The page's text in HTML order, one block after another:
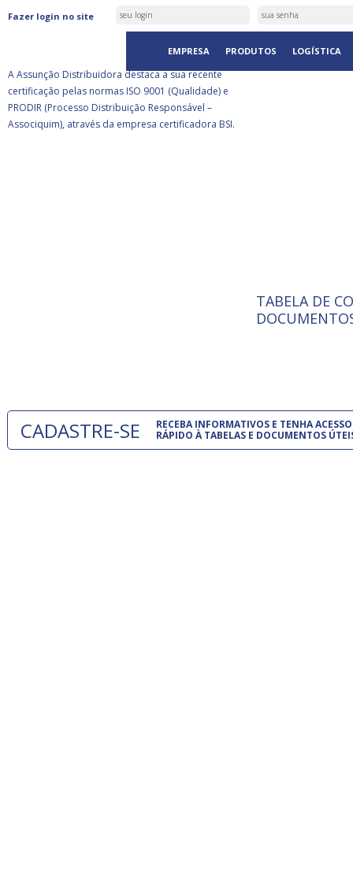
Fazer login no site
EMPRESA PRODUTOS LOGÍSTICA
ASSUNÇÃO DISTRIBUIDORA É
CERTIFICADA PELA BSI
A Assunção Distribuidora destaca a sua recente
certificação pelas normas ISO 9001 (Qualidade) e
PRODIR (Processo Distribuição Responsável –
Associquim), através da empresa certificadora BSI.
ISO 9001:
A
TABELA DE
CADASTRE-SE
RECEBA INFORMATIVOS E TENHA ACESSO
RÁPIDO À TABELAS E DOCUMENTOS